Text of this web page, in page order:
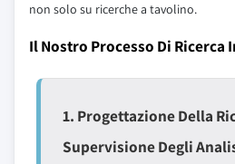
non solo su ricerche a tavolino.
Il Nostro Processo Di Ricerca
1. Progettazione Della
Supervisione Degli